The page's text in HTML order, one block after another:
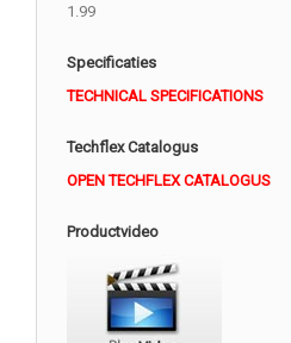
1.99
Specificaties
TECHNICAL SPECIFICATIONS
Techflex Catalogus
OPEN TECHFLEX CATALOGUS
Productvideo